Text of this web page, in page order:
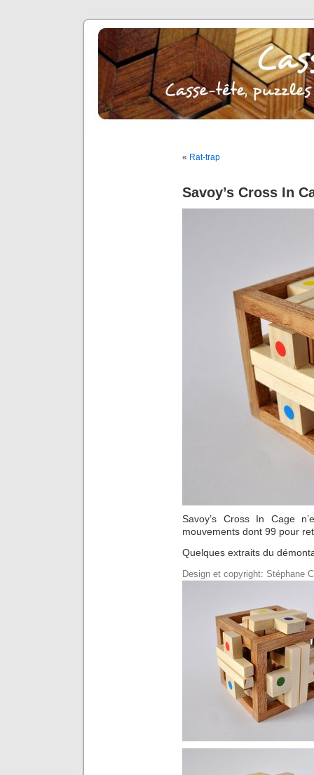
« Rat-trap
Savoy’s Cross In
Savoy’s Cross In Cage
mouvements dont 99 pour
Quelques extraits du
Design et copyright: Stéphane